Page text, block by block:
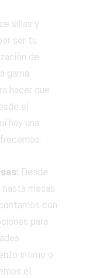
sillas y
ser tu
de
gama
hacer que
el
hay una
Desde
mesas
con
para
íntimo o
el